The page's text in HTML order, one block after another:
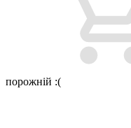
порожній :(